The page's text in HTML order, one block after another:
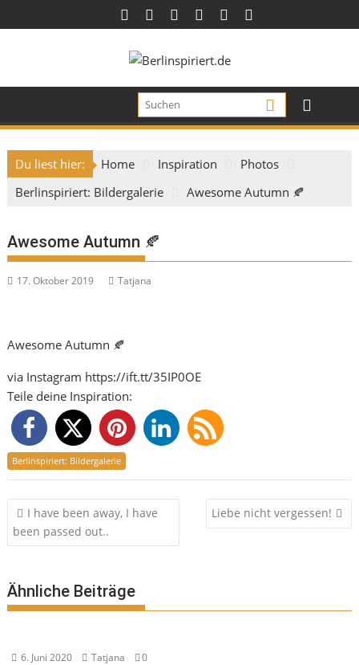
to
Du liest hier: Home Inspiration
Photos
Berlinspiriert: Bildergalerie
Awesome Autumn 🍂
Awesome Autumn 🍂
17. Oktober 2019 Tatjana
Awesome Autumn 🍂
via Instagram https://ift.tt/35IP0OE
Teile deine Inspiration:
Berlinspiriert: Bildergalerie
Beitragsnavigation
I have been away, I have
been passed out..
Liebe nicht vergessen!
Ähnliche Beiträge
6. Juni 2020 Tatjana 0